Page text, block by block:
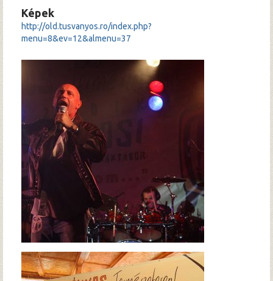
Képek
http://old.tusvanyos.ro/index.php?
menu=8&ev=12&almenu=37